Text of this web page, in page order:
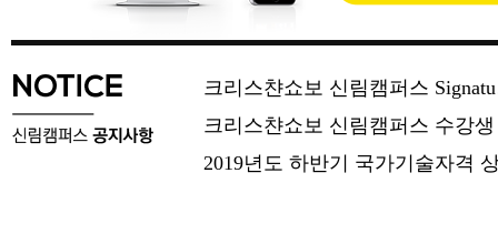
크리스챤쇼보 신림캠퍼스
크리스챤쇼보 신림캠퍼스 수강
2019년도 하반기 국가기술자격